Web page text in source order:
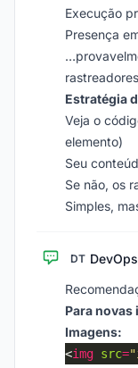
Execução
Presença
Estratégia
Veja o
elemento)
Seu
Se não, os
Simples,
DT
Para
Imagens:
<img src=